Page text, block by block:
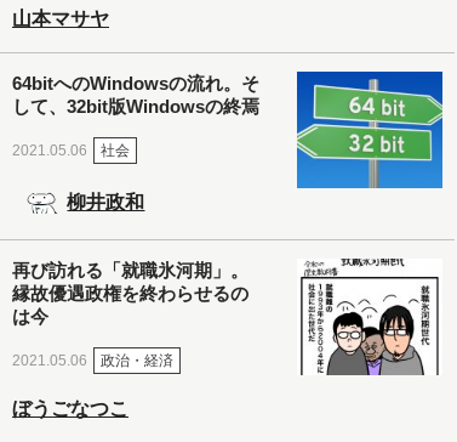
山本マサヤ
64bitへのWindowsの流れ。そ
して、32bit版Windowsの終焉
2021.05.06 社会
柳井政和
再び訪れる「就職氷河期」。
縁故優遇政権を終わらせるの
は今
2021.05.06 政治・経済
ぼうごなつこ